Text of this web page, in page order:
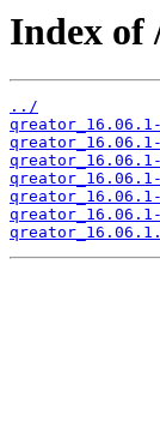
Index of
../